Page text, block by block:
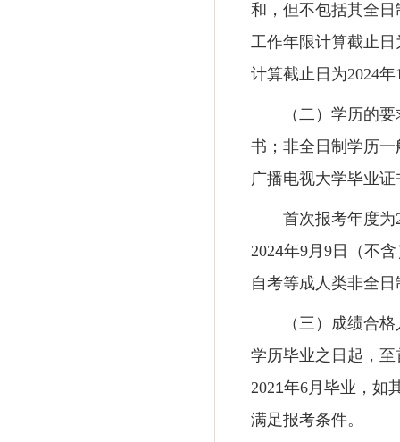
和，但不包括其全
工作年限计算截止日
计算截止日为2024年
（二）学历的
书；非全日制学历
广播电视大学毕业
首次报考年度为
2024年9月9日（不
自考等成人类非全
（三）成绩合
学历毕业之日起，
2021年6月毕业，如
满足报考条件。